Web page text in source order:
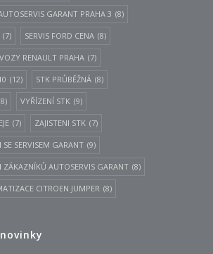
GARANT PRAHA 3 (8)
(7) SERVIS FORD CENA (8)
RENAULT PRAHA (7)
(12) STK PRŮBĚŽNÁ (8)
VYŘÍZENÍ STK (9)
(7) ZAJISTENI STK (7)
SE SERVISEM GARANT (9)
ZÁKAZNÍKŮ AUTOSERVIS GARANT (8)
CITROEN JUMPER (8)